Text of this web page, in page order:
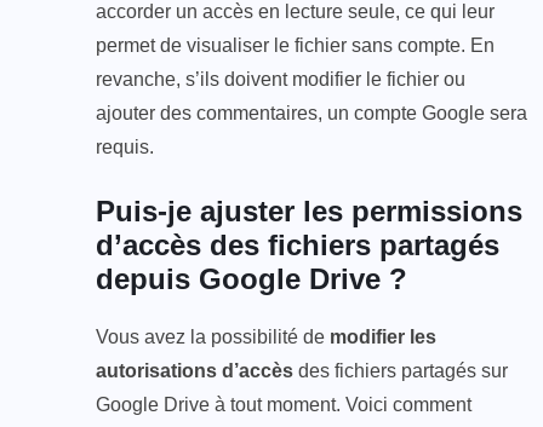
accorder un accès en lecture seule, ce qui leur
permet de visualiser le fichier sans compte. En
revanche, s’ils doivent modifier le fichier ou
ajouter des commentaires, un compte Google sera
requis.
Puis-je ajuster les permissions
d’accès des fichiers partagés
depuis Google Drive ?
Vous avez la possibilité de modifier les
autorisations d’accès des fichiers partagés sur
Google Drive à tout moment. Voici comment